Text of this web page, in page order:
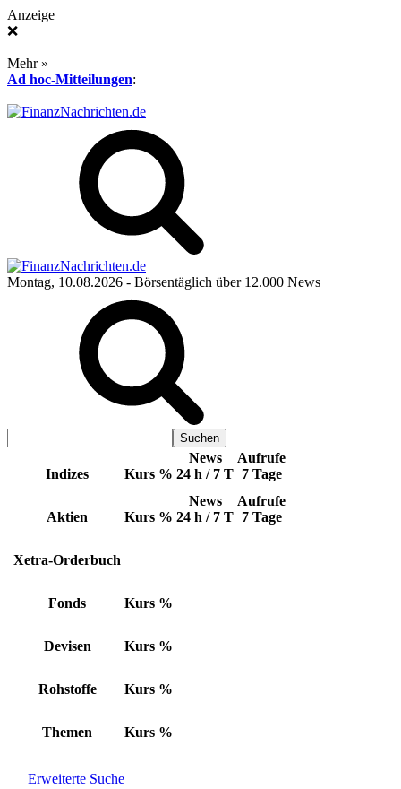
Anzeige
❌
Mehr »
Ad hoc-Mitteilungen:
Montag, 10.08.2026 - Börsentäglich über 12.000 News
Indizes Kurs %
News
24 h / 7 T
Aufrufe
7 Tage
Aktien Kurs %
News
24 h / 7 T
Aufrufe
7 Tage
Xetra-Orderbuch
Fonds Kurs %
Devisen Kurs %
Rohstoffe Kurs %
Themen Kurs %
Erweiterte Suche